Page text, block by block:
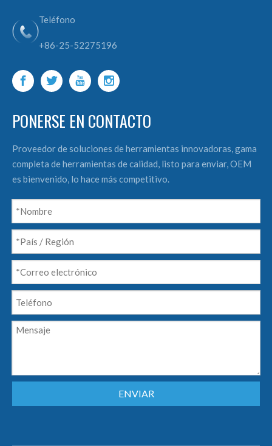
Teléfono
+86-25-52275196
PONERSE EN CONTACTO
Proveedor de soluciones de herramientas innovadoras, gama
completa de herramientas de calidad, listo para enviar, OEM
es bienvenido, lo hace más competitivo.
ENVIAR